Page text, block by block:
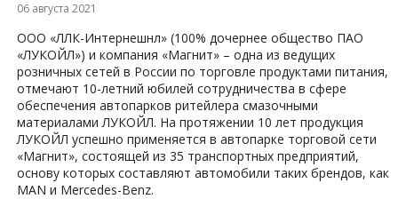
06 августа 2021
ООО «ЛЛК-Интернешнл» (100% дочернее общество ПАО
«ЛУКОЙЛ») и компания «Магнит» – одна из ведущих
розничных сетей в России по торговле продуктами питания,
отмечают 10-летний юбилей сотрудничества в сфере
обеспечения автопарков ритейлера смазочными
материалами ЛУКОЙЛ. На протяжении 10 лет продукция
ЛУКОЙЛ успешно применяется в автопарке торговой сети
«Магнит», состоящей из 35 транспортных предприятий,
основу которых составляют автомобили таких брендов, как
MAN и Mercedes-Benz.